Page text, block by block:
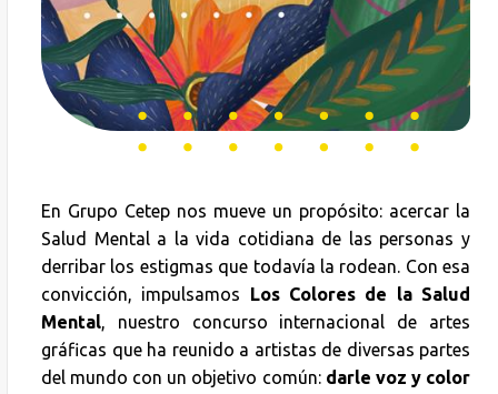
En Grupo Cetep nos mueve un propósito: acercar la
Salud Mental a la vida cotidiana de las personas y
derribar los estigmas que todavía la rodean. Con esa
convicción, impulsamos Los Colores de la Salud
Mental, nuestro concurso internacional de artes
gráficas que ha reunido a artistas de diversas partes
del mundo con un objetivo común: darle voz y color